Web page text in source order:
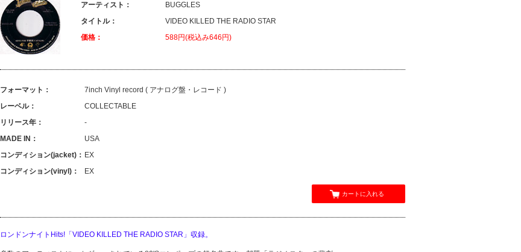
アーティスト：
BUGGLES
タイトル：
VIDEO KILLED THE RADIO STAR
価格：
588円(税込み646円)
フォーマット：
7inch Vinyl record ( アナログ盤・レコード )
レーベル：
COLLECTABLE
リリース年：
-
MADE IN：
USA
コンディション(jacket)： EX
コンディション(vinyl)：
EX
カートに入れる
ロンドンナイトHits!「VIDEO KILLED THE RADIO STAR」収録。